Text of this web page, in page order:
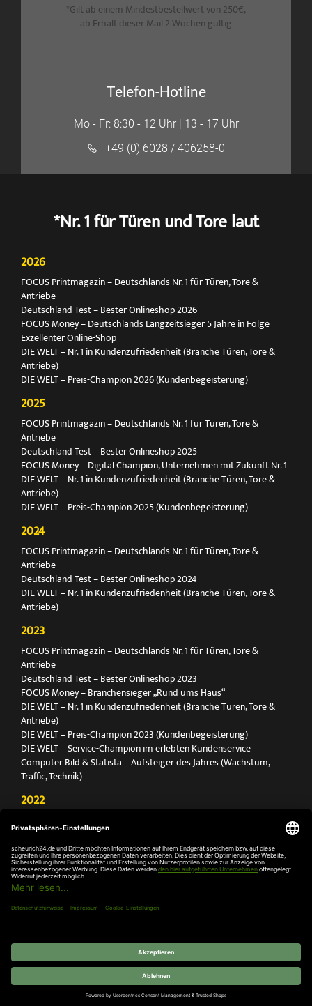
*Gilt ab einem Mindestbestellwert von 250€,
ab Erhalt dieser Mail 2 Wochen gültig
Telefon-Hotline
Mo - Fr: 8:30 - 12 Uhr | 13 - 17 Uhr
+49 (0) 6028 / 406258-0
*Nr. 1 für Türen und Tore laut
2026
FOCUS Printmagazin – Deutschlands Nr. 1 für Türen, Tore &
Antriebe
Deutschland Test – Bester Onlineshop 2026
FOCUS Money – Deutschlands Langzeitsieger 5 Jahre in Folge
Exzellenter Online-Shop
DIE WELT – Nr. 1 in Kundenzufriedenheit (Branche Türen, Tore &
Antriebe)
DIE WELT – Preis-Champion 2026 (Kundenbegeisterung)
2025
FOCUS Printmagazin – Deutschlands Nr. 1 für Türen, Tore &
Antriebe
Deutschland Test – Bester Onlineshop 2025
FOCUS Money – Digital Champion, Unternehmen mit Zukunft Nr. 1
DIE WELT – Nr. 1 in Kundenzufriedenheit (Branche Türen, Tore &
Antriebe)
DIE WELT – Preis-Champion 2025 (Kundenbegeisterung)
2024
FOCUS Printmagazin – Deutschlands Nr. 1 für Türen, Tore &
Antriebe
Deutschland Test – Bester Onlineshop 2024
DIE WELT – Nr. 1 in Kundenzufriedenheit (Branche Türen, Tore &
Antriebe)
2023
FOCUS Printmagazin – Deutschlands Nr. 1 für Türen, Tore &
Antriebe
Deutschland Test – Bester Onlineshop 2023
FOCUS Money – Branchensieger „Rund ums Haus“
DIE WELT – Nr. 1 in Kundenzufriedenheit (Branche Türen, Tore &
Antriebe)
DIE WELT – Preis-Champion 2023 (Kundenbegeisterung)
DIE WELT – Service-Champion im erlebten Kundenservice
Computer Bild & Statista – Aufsteiger des Jahres (Wachstum,
Traffic, Technik)
2022
Antriebe
Deutschland Test – Bester Onlineshop 2022
FOCUS Money – Branchensieger „Rund ums Haus“
DIE WELT – Service-Champion im erlebten Kundenservice
DIE WELT – Branchengewinner Gold-Rang (Türen, Tore & Antriebe)
© 2026 SCHEURICH GmbH